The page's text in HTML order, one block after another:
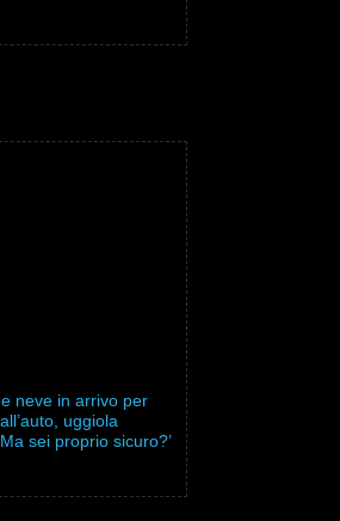
neve in arrivo per
uggiola
sei proprio sicuro?’